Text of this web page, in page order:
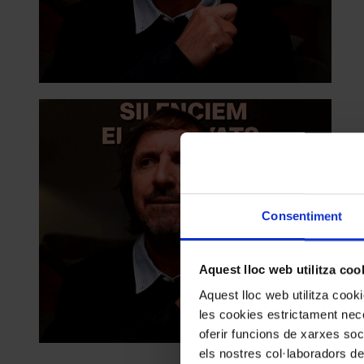
Consentiment
Aquest lloc web utilitza
Aquest lloc web utilitza
les cookies estrictament
oferir funcions de xarxes
els nostres col·laboradors